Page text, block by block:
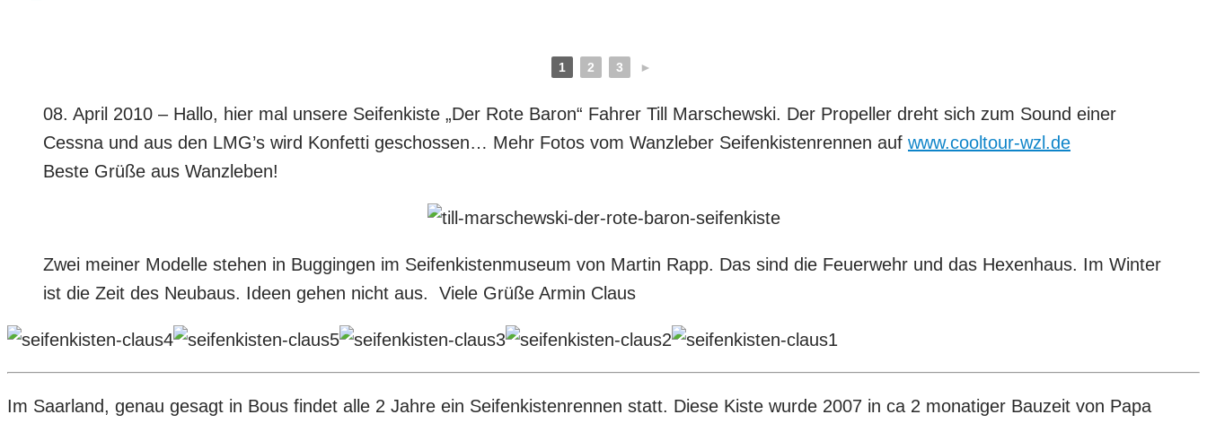
1 2 3 ►
08. April 2010 – Hallo, hier mal unsere Seifenkiste „Der Rote Baron“ Fahrer Till Marschewski. Der Propeller dreht sich zum Sound einer
Cessna und aus den LMG’s wird Konfetti geschossen… Mehr Fotos vom Wanzleber Seifenkistenrennen auf www.cooltour-wzl.de
Beste Grüße aus Wanzleben!
Zwei meiner Modelle stehen in Buggingen im Seifenkistenmuseum von Martin Rapp. Das sind die Feuerwehr und das Hexenhaus. Im Winter
ist die Zeit des Neubaus. Ideen gehen nicht aus. Viele Grüße Armin Claus
Im Saarland, genau gesagt in Bous findet alle 2 Jahre ein Seifenkistenrennen statt. Diese Kiste wurde 2007 in ca 2 monatiger Bauzeit von Papa